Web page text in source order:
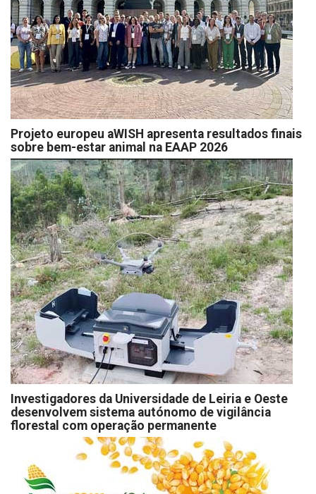
Projeto europeu aWISH apresenta resultados finais
sobre bem-estar animal na EAAP 2026
Investigadores da Universidade de Leiria e Oeste
desenvolvem sistema autónomo de vigilância
florestal com operação permanente